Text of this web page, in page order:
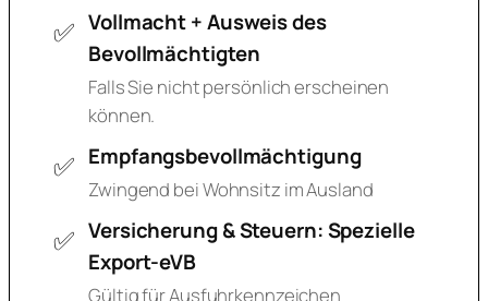
Vollmacht + Ausweis des
Bevollmächtigten
Falls Sie nicht persönlich erscheinen
können.
Empfangsbevollmächtigung
Zwingend bei Wohnsitz im Ausland
Versicherung & Steuern: Spezielle
Export-eVB
Gültig für Ausfuhrkennzeichen